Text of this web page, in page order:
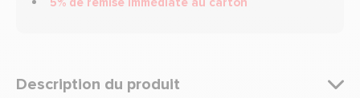
Description du produit